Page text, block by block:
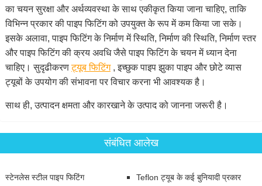
का चयन सुरक्षा और अर्थव्यवस्था के साथ एकीकृत किया जाना चाहिए, ताकि
विभिन्न प्रकार की पाइप फिटिंग को उपयुक्त के रूप में कम किया जा सके।
इसके अलावा, पाइप फिटिंग के निर्माण में स्थिति, निर्माण की स्थिति, निर्माण स्तर
और पाइप फिटिंग की क्रय अवधि जैसे पाइप फिटिंग के चयन में ध्यान देना
चाहिए। सुदृढीकरणट्यूब फिटिंग, इच्छुक पाइप झुका पाइप और छोटे व्यास
ट्यूबों के उपयोग की संभावना पर विचार करना भी आवश्यक है।
साथ ही, उत्पादन क्षमता और कारखाने के उत्पाद को जानना जरूरी है।
संबंधित आलेख
स्टेनलेस स्टील पाइप फिटिंग Teflon ट्यूब के कई बुनियादी प्रकार